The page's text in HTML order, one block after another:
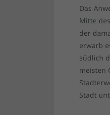
Das
Mitte
der
erwarb
südlich
meisten
Stadt